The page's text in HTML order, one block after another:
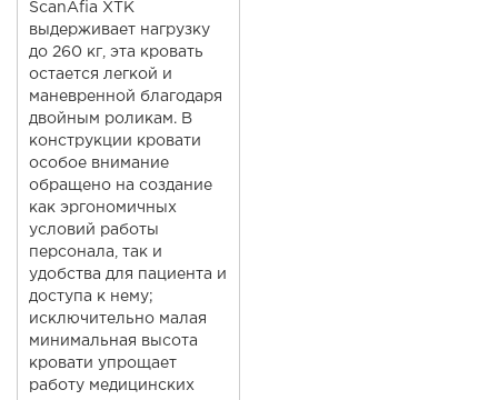
ScanAfia XTK
выдерживает нагрузку
до 260 кг, эта кровать
остается легкой и
маневренной благодаря
двойным роликам. В
конструкции кровати
особое внимание
обращено на создание
как эргономичных
условий работы
персонала, так и
удобства для пациента и
доступа к нему;
исключительно малая
минимальная высота
кровати упрощает
работу медицинских